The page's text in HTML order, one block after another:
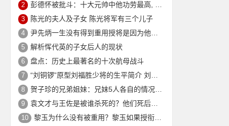
2 彭德怀被批斗：十大元帅中他功劳最高, 却被批斗最惨8年囚禁生活
3 陈光的夫人及子女 陈光将军有三个儿子
4 尹先炳一生没有得到重用授将是因为他个人方面有生活作风问题？
5 解析恽代英的子女后人的现状
6 盘点：历史上最著名的十次航母战斗
7 “刘铜锣”原型刘福胜少将的生平简介 刘福胜的老婆是谁？
8 贺子珍的兄弟姐妹：兄妹5人各自的情况介绍
9 袁文才与王佐是被谁杀死的？他们死后其后代情况如何？
10 黎玉为什么没有被重用？黎玉如果授衔会是什么军衔？